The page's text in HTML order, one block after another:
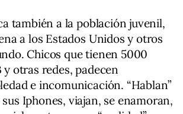
también a la población juvenil,
a los Estados Unidos y otros
Chicos que tienen 5000
y otras redes, padecen
e incomunicación. “Hablan”
Iphones, viajan, se enamoran,